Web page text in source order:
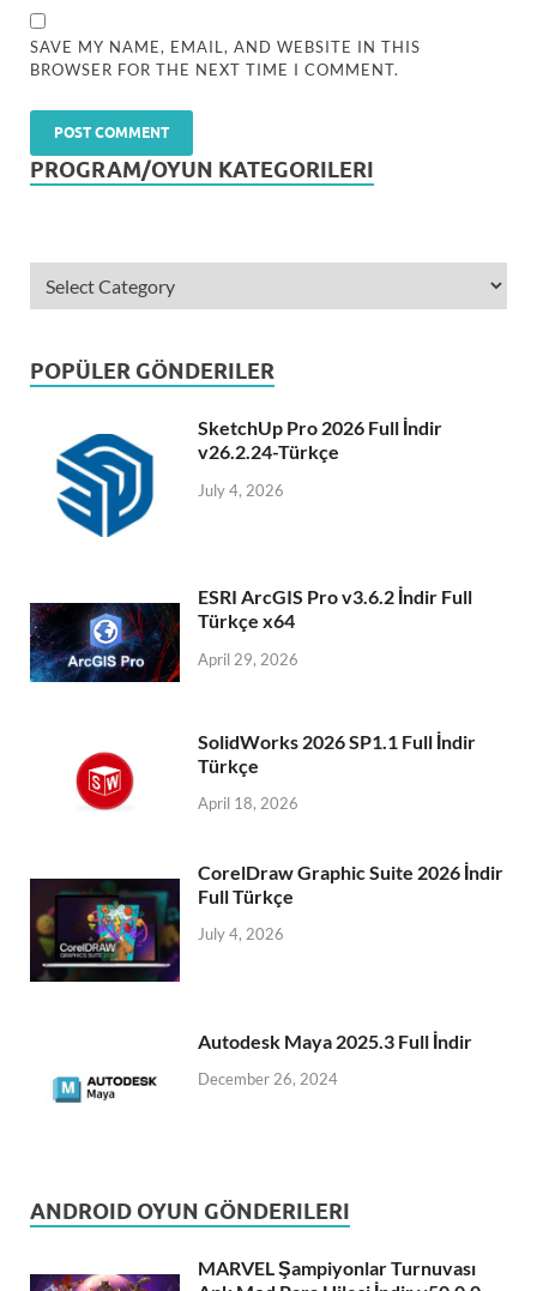
SAVE MY NAME, EMAIL, AND WEBSITE IN THIS
BROWSER FOR THE NEXT TIME I COMMENT.
PROGRAM/OYUN KATEGORILERI
POPÜLER GÖNDERILER
SketchUp Pro 2026 Full İndir
v26.2.24-Türkçe
July 4, 2026
ESRI ArcGIS Pro v3.6.2 İndir Full
Türkçe x64
April 29, 2026
SolidWorks 2026 SP1.1 Full İndir
Türkçe
April 18, 2026
CorelDraw Graphic Suite 2026 İndir
Full Türkçe
July 4, 2026
Autodesk Maya 2025.3 Full İndir
December 26, 2024
ANDROID OYUN GÖNDERILERI
MARVEL Şampiyonlar Turnuvası